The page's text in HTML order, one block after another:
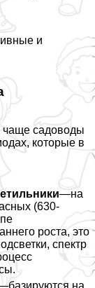
и
чаще садоводы
которые в
—на
(630-
роста, это
спектр
на